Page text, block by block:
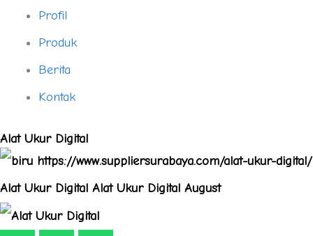
Profil
Produk
Berita
Kontak
Alat Ukur Digital